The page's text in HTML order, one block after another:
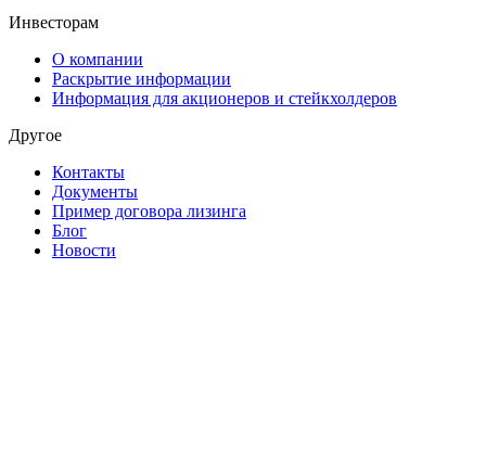
Инвесторам
О компании
Раскрытие информации
Информация для акционеров и стейкхолдеров
Другое
Контакты
Документы
Пример договора лизинга
Блог
Новости